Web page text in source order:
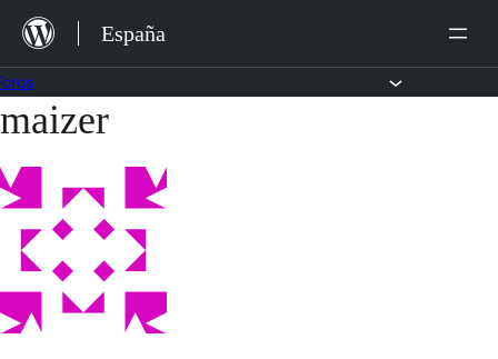
Saltar
contenido
España
Saltar
contenido
maizer